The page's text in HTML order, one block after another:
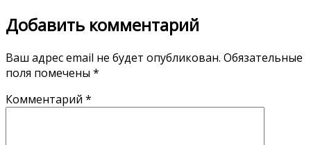
Добавить комментарий
Ваш адрес email не будет опубликован. Обязательные
поля помечены *
Комментарий *